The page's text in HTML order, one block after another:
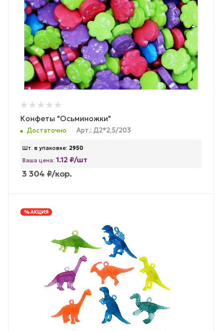
Конфеты "Осьминожки"
Достаточно Арт.: Д2*2,5/203
Шт. в упаковке: 2950
Ваша цена: 1.12 ₽/шт
3 304 ₽/кор.
% АКЦИЯ